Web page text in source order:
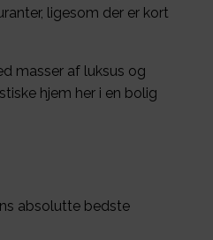
ligesom der er kort
masser af luksus og
hjem her i en bolig
absolutte bedste